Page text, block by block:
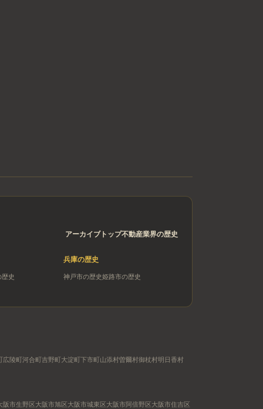
アーカイブトップ不動産業界の歴史
歴史
兵庫の歴史
神戸市の歴史姫路市の歴史
広陵町河合町吉野町大淀町下市町山添村曽爾村御杖村明日香村
阪市生野区大阪市旭区大阪市城東区大阪市阿倍野区大阪市住吉区